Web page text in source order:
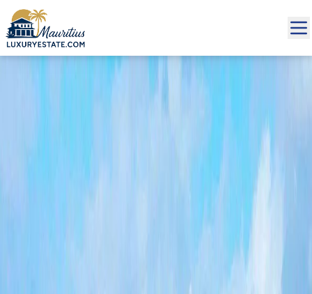
Vente Penthouse Grand Baie 1 453 702 € | MZIMC1002